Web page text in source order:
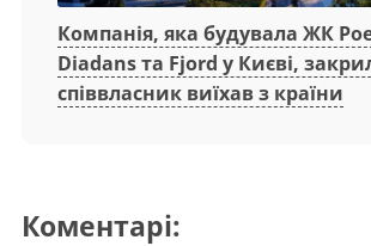
Компанія, яка будувала ЖК
Diadans та Fjord у Києві,
співвласник виїхав з країни
Коментарі: